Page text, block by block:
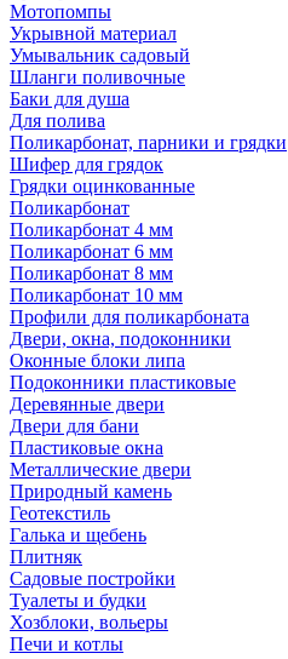
Мотопомпы
Укрывной материал
Умывальник садовый
Шланги поливочные
Баки для душа
Для полива
Поликарбонат, парники и грядки
Шифер для грядок
Грядки оцинкованные
Поликарбонат
Поликарбонат 4 мм
Поликарбонат 6 мм
Поликарбонат 8 мм
Поликарбонат 10 мм
Профили для поликарбоната
Двери, окна, подоконники
Оконные блоки липа
Подоконники пластиковые
Деревянные двери
Двери для бани
Пластиковые окна
Металлические двери
Природный камень
Геотекстиль
Галька и щебень
Плитняк
Садовые постройки
Туалеты и будки
Хозблоки, вольеры
Печи и котлы